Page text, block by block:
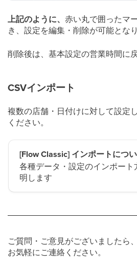
上記のように、 赤い丸で囲ったマ
き、設定を編集・削除が可能となり
削除後は、基本設定の営業時間に戻
CSVインポート
複数の店舗・日付けに対して設定
ください。
[Flow Classic] インポートにつ
各種データ・設定のインポー
明します
ご質問・ご意見がございましたら、
お気軽にご連絡ください。